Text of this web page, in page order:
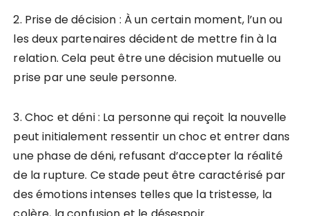
2. Prise de décision : À un certain moment, l’un ou
les deux partenaires décident de mettre fin à la
relation. Cela peut être une décision mutuelle ou
prise par une seule personne.
3. Choc et déni : La personne qui reçoit la nouvelle
peut initialement ressentir un choc et entrer dans
une phase de déni, refusant d’accepter la réalité
de la rupture. Ce stade peut être caractérisé par
des émotions intenses telles que la tristesse, la